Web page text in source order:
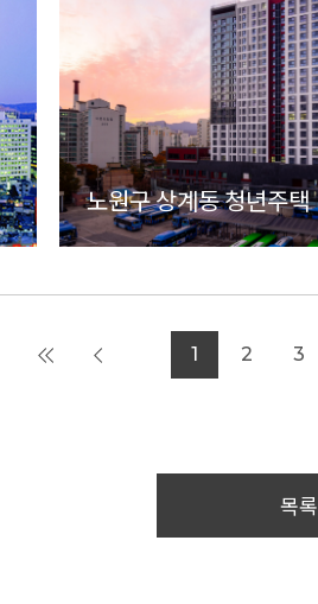
노원구 상계동 청년주택
1 2 3
목록